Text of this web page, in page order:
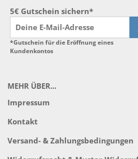
5€ Gutschein sichern*
*Gutschein für die Eröffnung eines
Kundenkontos
MEHR ÜBER...
Impressum
Kontakt
Versand- & Zahlungsbedingungen